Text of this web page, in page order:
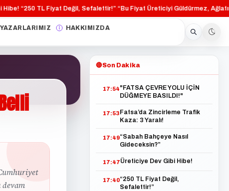
·“250 TL Fiyat Değil, Sefalettir!”·“Bu Fiyat Üreticiyi Güldürmez, Ağlatır!”·
YAZARLARIMIZ HAKKIMIZDA
devam
🔴Son Dakika
17:54"FATSA ÇEVRE YOLU İÇİN
DÜĞMEYE BASILDI!"
17:53 Fatsa’da Zincirleme Trafik
Kaza: 3 Yaralı!
17:49“Sabah Bahçeye Nasıl
Gideceksin?”
17:47Üreticiye Dev Gibi Hibe!
17:40“250 TL Fiyat Değil,
Sefalettir!”